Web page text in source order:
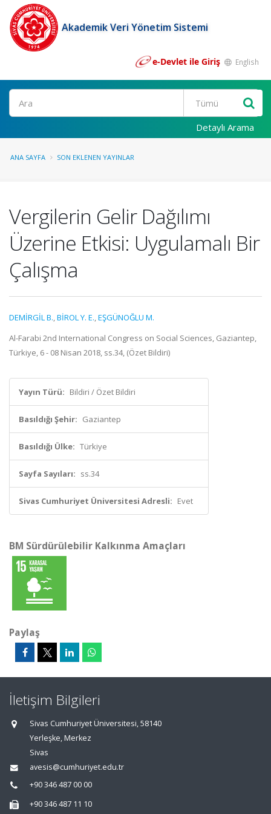
Akademik Veri Yönetim Sistemi
e-Devlet ile Giriş English
Ara
Detaylı Arama
ANA SAYFA SON EKLENEN YAYINLAR
Vergilerin Gelir Dağılımı
Üzerine Etkisi: Uygulamalı Bir
Çalışma
DEMİRGİL B.,BİROL Y. E.,EŞGÜNOĞLU M.
Al-Farabi 2nd International Congress on Social Sciences, Gaziantep,
Türkiye, 6 - 08 Nisan 2018, ss.34, (Özet Bildiri)
Yayın Türü: Bildiri / Özet Bildiri
Basıldığı Şehir: Gaziantep
Basıldığı Ülke: Türkiye
Sayfa Sayıları: ss.34
Sivas Cumhuriyet Üniversitesi Adresli: Evet
BM Sürdürülebilir Kalkınma Amaçları
Paylaş
İletişim Bilgileri
Sivas Cumhuriyet Üniversitesi, 58140
Yerleşke, Merkez
Sivas
avesis@cumhuriyet.edu.tr
+90 346 487 00 00
+90 346 487 11 10